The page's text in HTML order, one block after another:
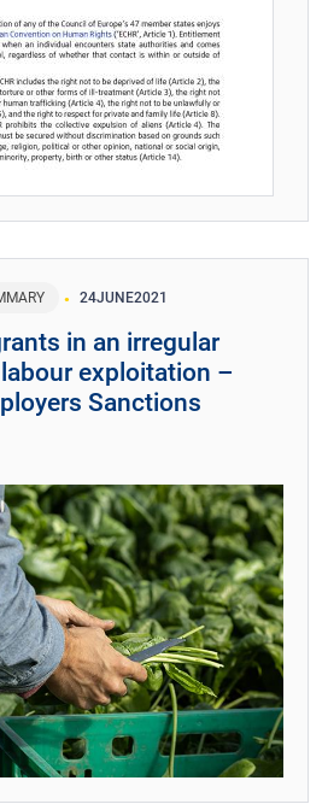
24JUNE2021
in an irregular
exploitation –
Sanctions